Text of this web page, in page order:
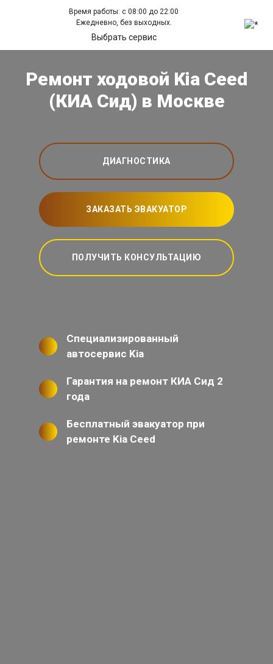
Время работы: с 08:00 до 22:00
Ежедневно, без выходных.
Выбрать сервис
Ремонт ходовой Kia Ceed
(КИА Сид) в Москве
ДИАГНОСТИКА
ЗАКАЗАТЬ ЭВАКУАТОР
ПОЛУЧИТЬ КОНСУЛЬТАЦИЮ
Специализированный
автосервис Kia
Гарантия на ремонт КИА Сид 2
года
Бесплатный эвакуатор при
ремонте Kia Ceed